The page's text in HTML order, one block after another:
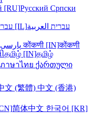
[RU]Русский Српски
עברית [IL] עברית العربية
پارسیकोंकणी [IN]कोंकणी
தமிழ் [IN]தமிழ்
ภาษาไทย ქართული
文 (繁體) 中文 (香港)
简体中文 한국어 [KR]